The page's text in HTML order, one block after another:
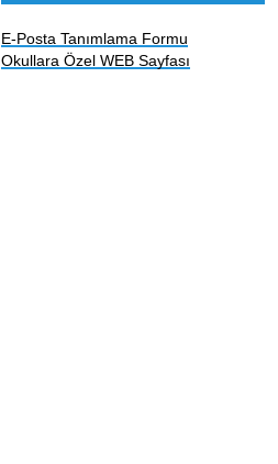
E-Posta Tanımlama Formu
Okullara Özel WEB Sayfası